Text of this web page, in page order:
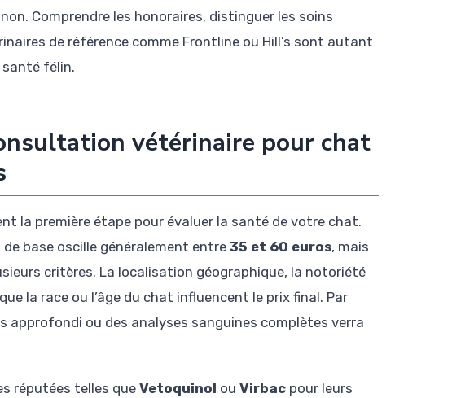
Comprendre les honoraires, distinguer les soins
de référence comme Frontline ou Hill’s sont autant
santé félin.
vétérinaire pour chat
la première étape pour évaluer la santé de votre chat.
base oscille généralement entre35 et 60 euros, mais
critères. La localisation géographique, la notoriété
la race ou l’âge du chat influencent le prix final. Par
approfondi ou des analyses sanguines complètes verra
réputées telles que Vetoquinol ou Virbac pour leurs